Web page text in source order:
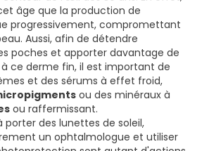
âge que la production de
progressivement, compromettant
Aussi, afin de détendre
poches et apporter davantage de
ce derme fin, il est important de
et des sérums à effet froid,
ou des minéraux à
ou raffermissant.
porter des lunettes de soleil,
un ophtalmologue et utiliser